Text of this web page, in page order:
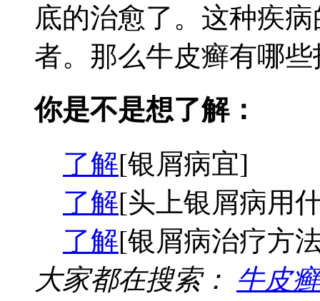
底的治愈了。这种疾
者。那么牛皮癣有哪
你是不是想了解：
了解[银屑病宜]
了解[头上银屑病用
了解[银屑病治疗方
大家都在搜索： 牛皮